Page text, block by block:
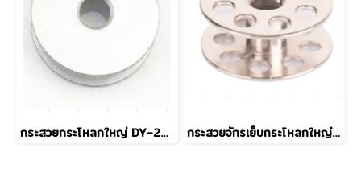
กระสวยกระโหลกใหญ่ DY-201 18034 แบบอลูมิเนียม กระสวยจักรเย็บกระโหลกใหญ่ 201 (MGP) Grade A